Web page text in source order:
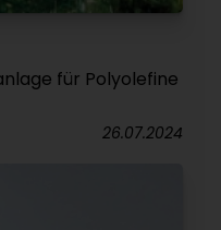
für Polyolefine
26.07.2024